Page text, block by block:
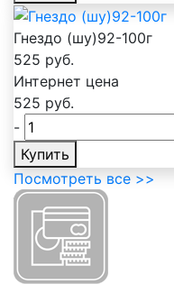
Гнездо (шу)92-100г
525 руб.
Интернет цена
525 руб.
-
Купить
Посмотреть все >>